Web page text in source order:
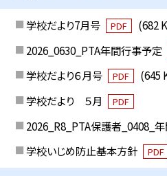
学校だより7月号 PDF
(682
2026_0630_PTA年間行事予定
学校だより６月号
PDF
(645
学校だより ５月
PDF
2026_R8_PTA保護者_0408_
学校いじめ防止基本方針 PDF